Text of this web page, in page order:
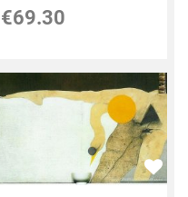
€69.30